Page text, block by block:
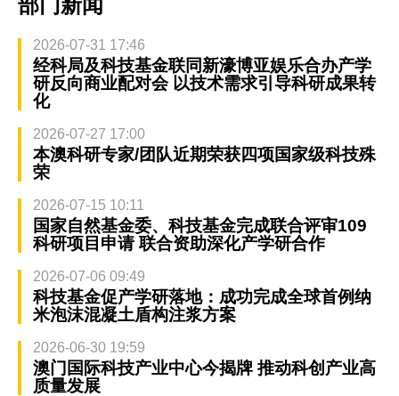
2026-07-31 17:46
经科局及科技基金联同新濠博亚娱乐合办产学
研反向商业配对会 以技术需求引导科研成果转
化
2026-07-27 17:00
本澳科研专家/团队近期荣获四项国家级科技殊
荣
2026-07-15 10:11
国家自然基金委、科技基金完成联合评审109
科研项目申请 联合资助深化产学研合作
2026-07-06 09:49
科技基金促产学研落地：成功完成全球首例纳
米泡沫混凝土盾构注浆方案
2026-06-30 19:59
澳门国际科技产业中心今揭牌 推动科创产业高
质量发展